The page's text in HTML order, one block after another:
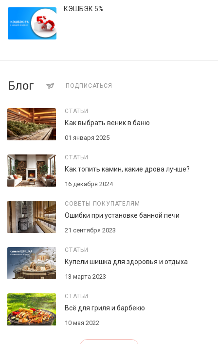
КЭШБЭК 5%
Блог ПОДПИСАТЬСЯ
СТАТЬИ
01 января 2025
Как выбрать веник в баню
СТАТЬИ
16 декабря 2024
Как топить камин, какие дрова лучше?
СОВЕТЫ ПОКУПАТЕЛЯМ
21 сентября 2023
Ошибки при установке банной печи
СТАТЬИ
13 марта 2023
Купели шишка для здоровья и отдыха
СТАТЬИ
10 мая 2022
Всё для гриля и барбекю